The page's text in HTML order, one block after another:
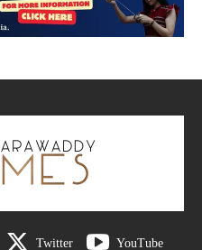
Twitter YouTube